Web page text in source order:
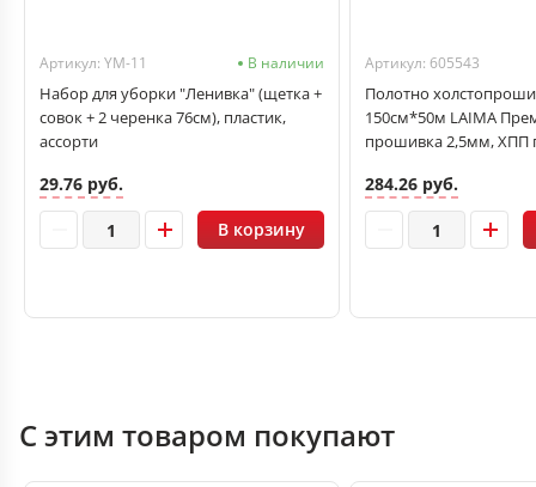
Артикул: YM-11 В наличии
Набор для уборки "Ленивка" (щетка +
совок + 2 черенка 76см), пластик,
ассорти
29.76 руб.
В корзину
Артикул: 605543
Полотно
150см*50м LAIMA
прошивка 2,5мм, ХПП
284.26 руб.
С этим товаром покупают